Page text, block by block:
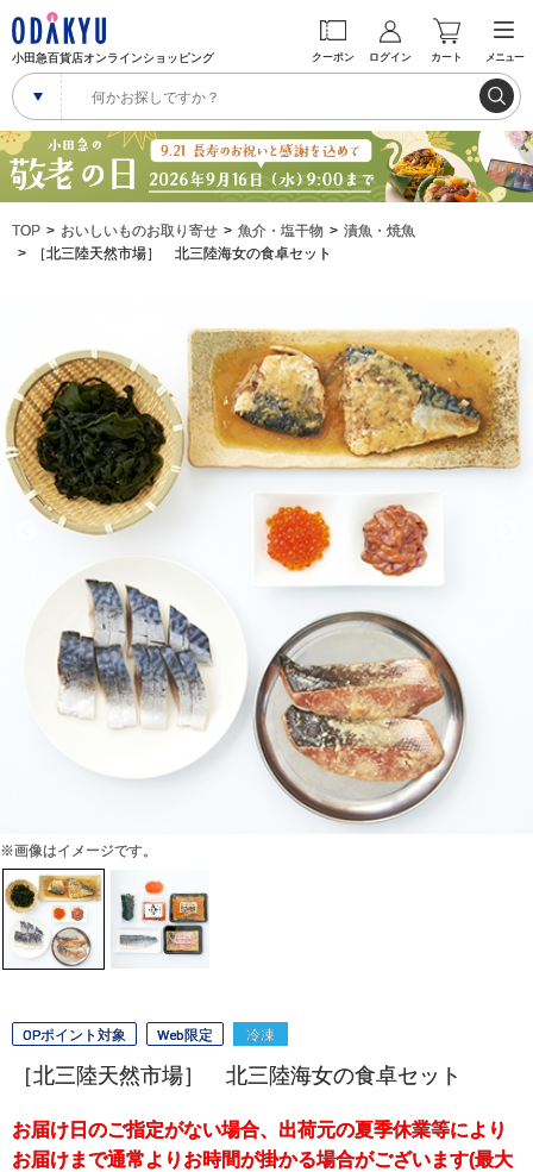
小田急百貨店オンラインショッピング クーポン ログイン カート メニュー
TOP おいしいものお取り寄せ 魚介・塩干物
漬魚・焼魚
［北三陸天然市場］ 北三陸海女の食卓セット
※画像はイメージです。
OPポイント対象 Web限定 冷凍
［北三陸天然市場］ 北三陸海女の食卓セット
お届け日のご指定がない場合、出荷元の夏季休業等により
お届けまで通常よりお時間が掛かる場合がございます(最大